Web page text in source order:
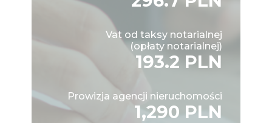
Vat od taksy notarialnej
(opłaty notarialnej)
193.2 PLN
Prowizja agencji nieruchomości
1,290 PLN